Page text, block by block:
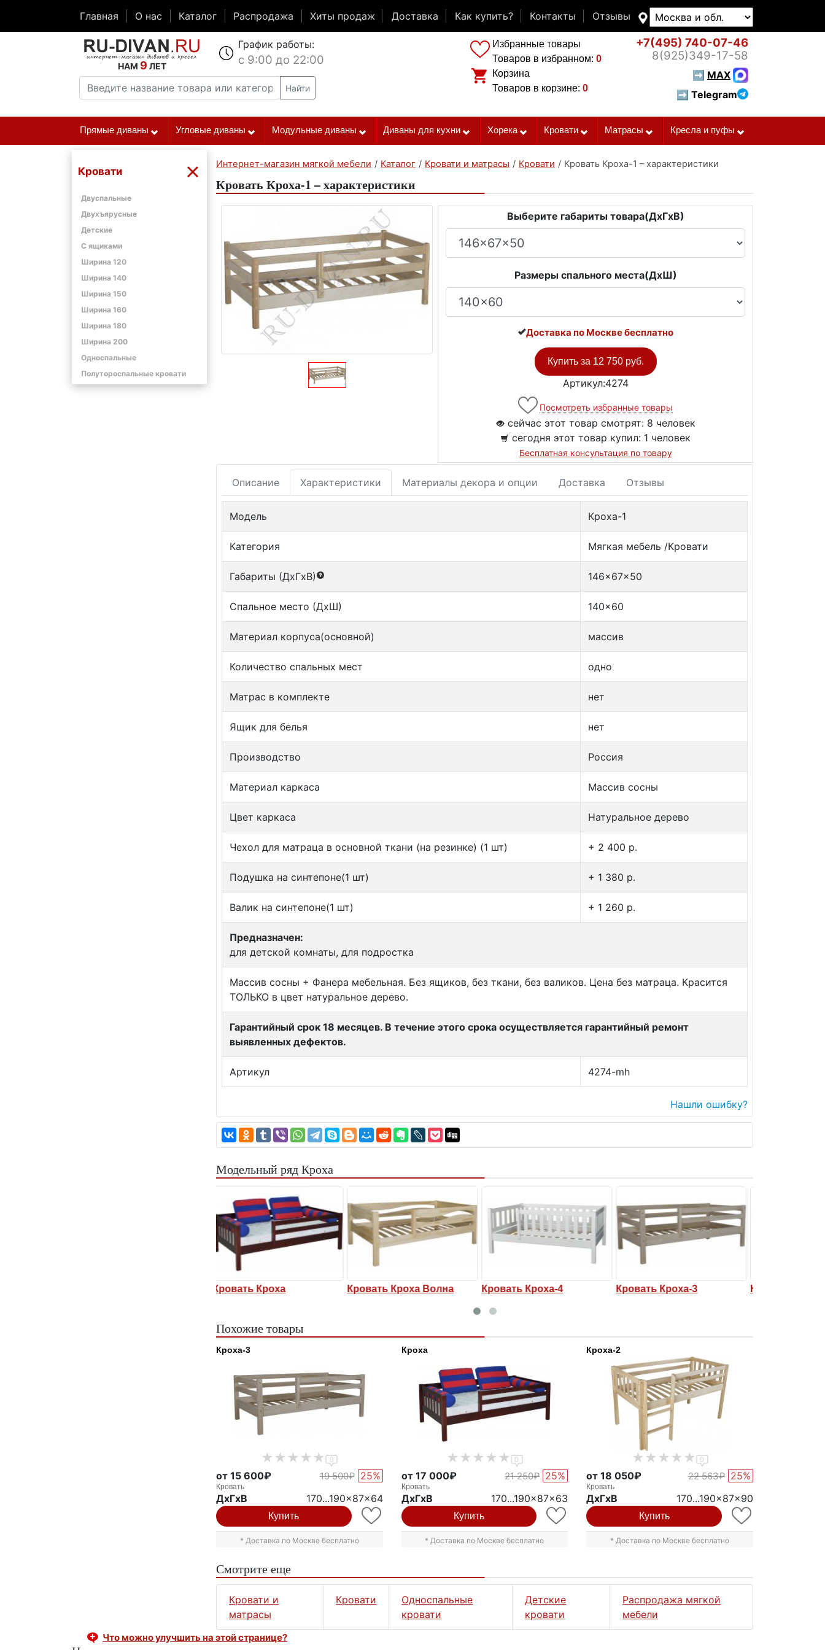
Главная О нас Каталог Распродажа Хиты продаж Доставка Как купить? Контакты Отзывы
НАМ 9 ЛЕТ
График работы:
с 9:00 до 22:00
Найти
Избранные товары
Товаров в избранном: 0
Корзина
Товаров в корзине: 0
+7(495) 740-07-46
8(925)349-17-58
➡ MAX
➡ Telegram
Прямые диваны Угловые диваны Модульные диваны Диваны для кухни Хорека Кровати Матрасы Кресла и пуфы
Кровати
Двуспальные
Двухъярусные
Детские
С ящиками
Ширина 120
Ширина 140
Ширина 150
Ширина 160
Ширина 180
Ширина 200
Односпальные
Полутороспальные кровати
Интернет-магазин мягкой мебели / Каталог / Кровати и матрасы / Кровати / Кровать Кроха-1 – характеристики
Кровать Кроха-1 – характеристики
Выберите габариты товара(ДxГxВ)
Размеры спального места(ДxШ)
Доставка по Москве бесплатно
Купить за 12 750 руб.
Артикул:4274
Посмотреть избранные товары
сейчас этот товар смотрят: 8 человек
сегодня этот товар купил: 1 человек
Бесплатная консультация по товару
Описание Характеристики Материалы декора и опции Доставка Отзывы
Модель Кроха-1
Категория Мягкая мебель /Кровати
Габариты (ДxГxВ) 146x67x50
Спальное место (ДxШ) 140x60
Материал корпуса(основной) массив
Количество спальных мест одно
Матрас в комплекте нет
Ящик для белья нет
Производство Россия
Материал каркаса Массив сосны
Цвет каркаса Натуральное дерево
Чехол для матраца в основной ткани (на резинке) (1 шт) + 2 400 p.
Подушка на синтепоне(1 шт) + 1 380 p.
Валик на синтепоне(1 шт) + 1 260 p.
Предназначен:
для детской комнаты, для подростка
Массив сосны + Фанера мебельная. Без ящиков, без ткани, без валиков. Цена без матраца. Красится
ТОЛЬКО в цвет натуральное дерево.
Гарантийный срок 18 месяцев. В течение этого срока осуществляется гарантийный ремонт
выявленных дефектов.
Артикул 4274-mh
Нашли ошибку?
Модельный ряд Кроха
Кровать Кроха Кровать Кроха Волна Кровать Кроха-4 Кровать Кроха-3
Похожие товары
Кроха-3
0
от 15 600₽ 19 500₽ 25%
Кровать
ДxГxВ 170...190x87x64
Купить
* Доставка по Москве бесплатно
Кроха
0
от 17 000₽ 21 250₽ 25%
Кровать
ДxГxВ 170...190x87x63
Купить
* Доставка по Москве бесплатно
Кроха-2
0
от 18 050₽ 22 563₽ 25%
Кровать
ДxГxВ 170...190x87x90
Купить
* Доставка по Москве бесплатно
Смотрите еще
Кровати и
матрасы
Кровати
Односпальные
кровати
Детские
кровати
Распродажа мягкой
мебели
Что можно улучшить на этой странице?